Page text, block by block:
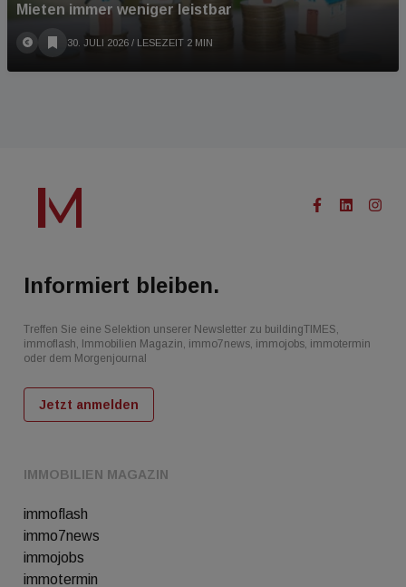
Mieten immer weniger leistbar
30. JULI 2026 / LESEZEIT 2 MIN
IMMOBILIEN MAGAZIN
immoflash
immo7news
immojobs
immotermin
Informiert bleiben.
Treffen Sie eine Selektion unserer Newsletter zu buildingTIMES,
immoflash, Immobilien Magazin, immo7news, immojobs, immotermin
oder dem Morgenjournal
Jetzt anmelden